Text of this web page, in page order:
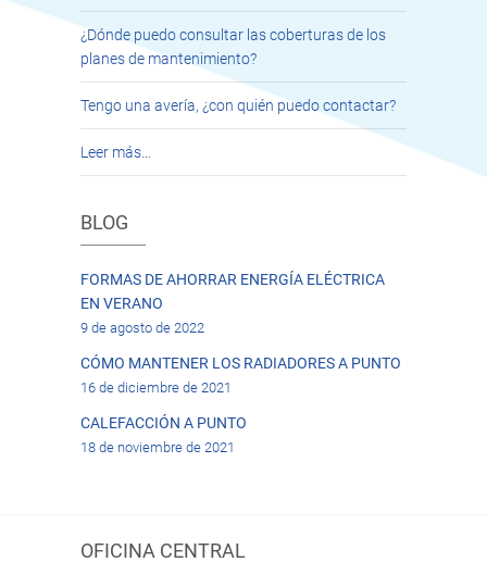
¿Dónde puedo consultar las coberturas de los
planes de mantenimiento?
Tengo una avería, ¿con quién puedo contactar?
Leer más…
BLOG
FORMAS DE AHORRAR ENERGÍA ELÉCTRICA
EN VERANO
9 de agosto de 2022
CÓMO MANTENER LOS RADIADORES A PUNTO
16 de diciembre de 2021
CALEFACCIÓN A PUNTO
18 de noviembre de 2021
OFICINA CENTRAL